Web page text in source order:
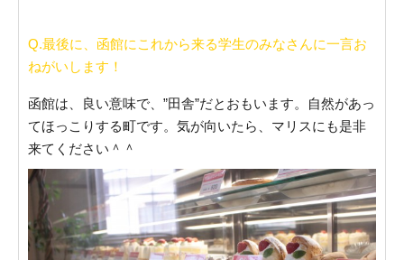
Q.最後に、函館にこれから来る学生のみなさんに一言お
ねがいします！
函館は、良い意味で、”田舎”だとおもいます。自然があっ
てほっこりする町です。気が向いたら、マリスにも是非
来てください＾＾